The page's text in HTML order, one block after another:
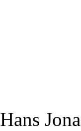
Hans